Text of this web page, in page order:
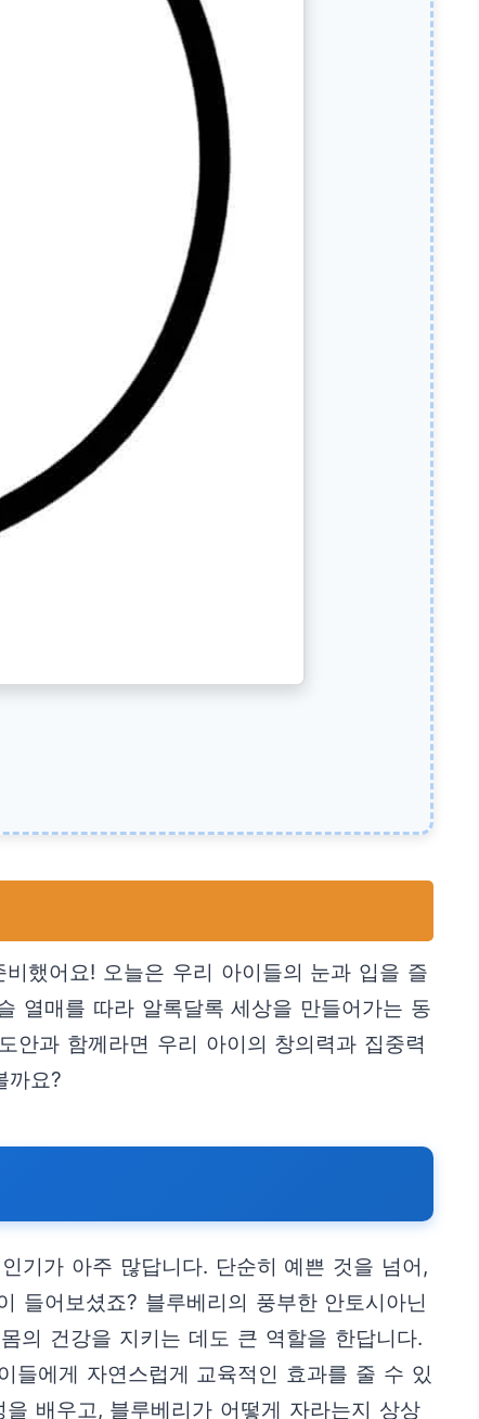
했어요! 오늘은 우리 아이들의 눈과 입을 즐
열매를 따라 알록달록 세상을 만들어가는 동
안과 함께라면 우리 아이의 창의력과 집중력
까요?
기가 아주 많답니다. 단순히 예쁜 것을 넘어,
들어보셨죠? 블루베리의 풍부한 안토시아닌
의 건강을 지키는 데도 큰 역할을 한답니다.
들에게 자연스럽게 교육적인 효과를 줄 수 있
배우고, 블루베리가 어떻게 자라는지 상상